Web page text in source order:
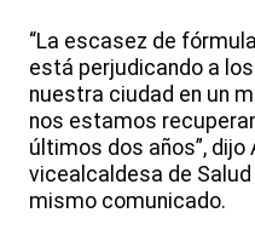
“La escasez de
está perjudicando a
nuestra ciudad en un
nos estamos
últimos dos años”, dijo
vicealcaldesa de Salud
mismo comunicado.